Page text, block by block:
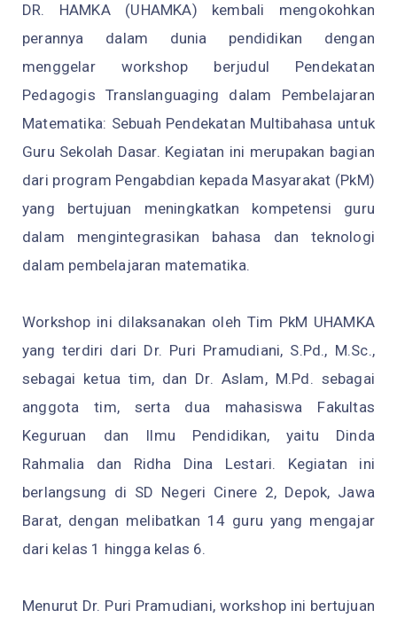
DR. HAMKA (UHAMKA) kembali mengokohkan
perannya dalam dunia pendidikan dengan
menggelar workshop berjudul Pendekatan
Pedagogis Translanguaging dalam Pembelajaran
Matematika: Sebuah Pendekatan Multibahasa untuk
Guru Sekolah Dasar. Kegiatan ini merupakan bagian
dari program Pengabdian kepada Masyarakat (PkM)
yang bertujuan meningkatkan kompetensi guru
dalam mengintegrasikan bahasa dan teknologi
dalam pembelajaran matematika.
Workshop ini dilaksanakan oleh Tim PkM UHAMKA
yang terdiri dari Dr. Puri Pramudiani, S.Pd., M.Sc.,
sebagai ketua tim, dan Dr. Aslam, M.Pd. sebagai
anggota tim, serta dua mahasiswa Fakultas
Keguruan dan Ilmu Pendidikan, yaitu Dinda
Rahmalia dan Ridha Dina Lestari. Kegiatan ini
berlangsung di SD Negeri Cinere 2, Depok, Jawa
Barat, dengan melibatkan 14 guru yang mengajar
dari kelas 1 hingga kelas 6.
Menurut Dr. Puri Pramudiani, workshop ini bertujuan